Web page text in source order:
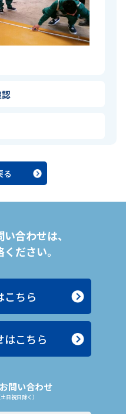
る
合わせは、
ださい。
こちら
はこちら
問い合わせ
日祝日除く）